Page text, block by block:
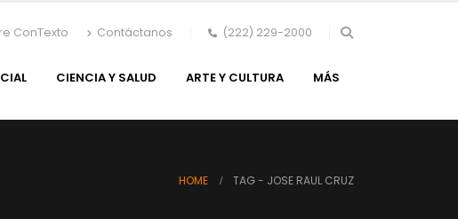
ConTexto Contáctanos (222) 229-2000
CIENCIA Y SALUD ARTE Y CULTURA MÁS
HOME TAG - JOSE RAUL CRUZ